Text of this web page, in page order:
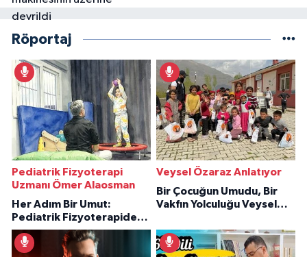
Röportaj
Pediatrik Fizyoterapi
Uzmanı Ömer Alaosman
Her Adım Bir Umut:
Pediatrik Fizyoterapiden
İlham Veren Hikâyeler
Veysel Özaraz Anlatıyor
Bir Çocuğun Umudu, Bir
Vakfın Yolculuğu Veysel